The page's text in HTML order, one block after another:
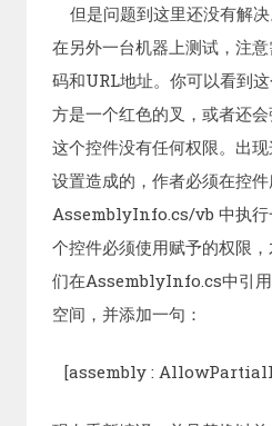
但是问题到这里还没有解
在另外一台机器上测试，注
码和URL地址。你可以看到
方是一个红色的叉，或者还
这个控件没有任何权限。出
设置造成的，作者必须在控
AssemblyInfo.cs/vb 中执行
个控件必须使用赋予的权限
们在AssemblyInfo.cs中引
空间，并添加一句：
[assembly :